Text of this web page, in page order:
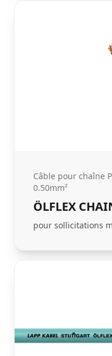
Câble pour chaîne
0.50mm²
ÖLFLEX
pour sollicitations